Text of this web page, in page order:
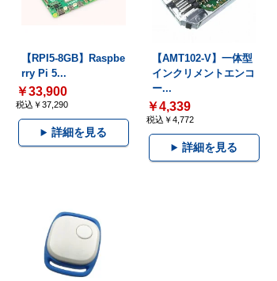
【RPI5-8GB】Raspbe
rry Pi 5...
￥33,900
税込￥37,290
詳細を見る
【AMT102-V】一体型
インクリメントエンコ
ー...
￥4,339
税込￥4,772
詳細を見る